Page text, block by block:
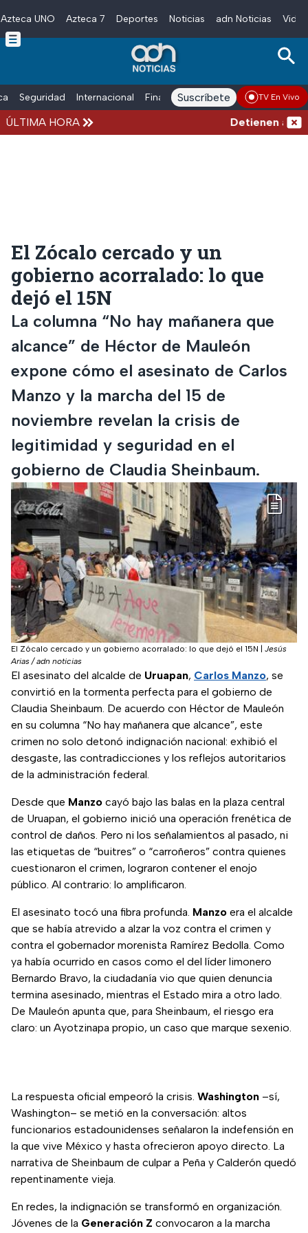
Skip to main content
Azteca UNO Azteca 7 Deportes Noticias adn Noticias
Seguridad Internacional Finanzas adn Noticias Radio
Suscríbete TV En Vivo
ÚLTIMA HORA Detienen al
El Zócalo cercado y un
gobierno acorralado: lo que
dejó el 15N
La columna “No hay mañanera que
alcance” de Héctor de Mauleón
expone cómo el asesinato de Carlos
Manzo y la marcha del 15 de
noviembre revelan la crisis de
legitimidad y seguridad en el
gobierno de Claudia Sheinbaum.
El Zócalo cercado y un gobierno acorralado: lo que dejó el 15N
Jesús
Arias / adn noticias
El asesinato del alcalde de Uruapan, Carlos Manzo, se
convirtió en la tormenta perfecta para el gobierno de
Claudia Sheinbaum. De acuerdo con Héctor de Mauleón
en su columna “No hay mañanera que alcance”, este
crimen no solo detonó indignación nacional: exhibió el
desgaste, las contradicciones y los reflejos autoritarios
de la administración federal.
Desde que Manzo cayó bajo las balas en la plaza central
de Uruapan, el gobierno inició una operación frenética de
control de daños. Pero ni los señalamientos al pasado, ni
las etiquetas de “buitres” o “carroñeros” contra quienes
cuestionaron el crimen, lograron contener el enojo
público. Al contrario: lo amplificaron.
El asesinato tocó una fibra profunda. Manzo era el alcalde
que se había atrevido a alzar la voz contra el crimen y
contra el gobernador morenista Ramírez Bedolla. Como
ya había ocurrido en casos como el del líder limonero
Bernardo Bravo, la ciudadanía vio que quien denuncia
termina asesinado, mientras el Estado mira a otro lado.
De Mauleón apunta que, para Sheinbaum, el riesgo era
claro: un Ayotzinapa propio, un caso que marque sexenio.
La respuesta oficial empeoró la crisis. Washington –sí,
Washington– se metió en la conversación: altos
funcionarios estadounidenses señalaron la indefensión en
la que vive México y hasta ofrecieron apoyo directo. La
narrativa de Sheinbaum de culpar a Peña y Calderón quedó
repentinamente vieja.
En redes, la indignación se transformó en organización.
Jóvenes de la Generación Z convocaron a la marcha